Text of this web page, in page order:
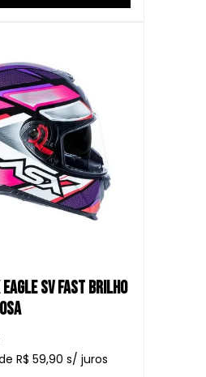
SV FAST BRILHO
R$ 59,90